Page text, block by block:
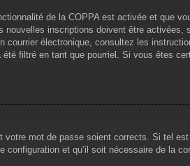
de la COPPA est activée et que
inscriptions doivent être
électronique, consultez les
filtré en tant que pourriel. Si vous êtes
mot de passe soient corrects. Si tel
et qu’il soit nécessaire de la